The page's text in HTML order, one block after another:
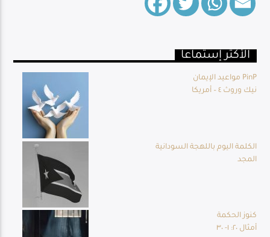
الأكثر إستماعا
مواعيد الإيمان PinP
نيك وروث ٤ – أمريكا
الكلمة اليوم باللهجة السودانية
المجد
كنوز الحكمة
أمثال ٢٠: ١- ٣٠